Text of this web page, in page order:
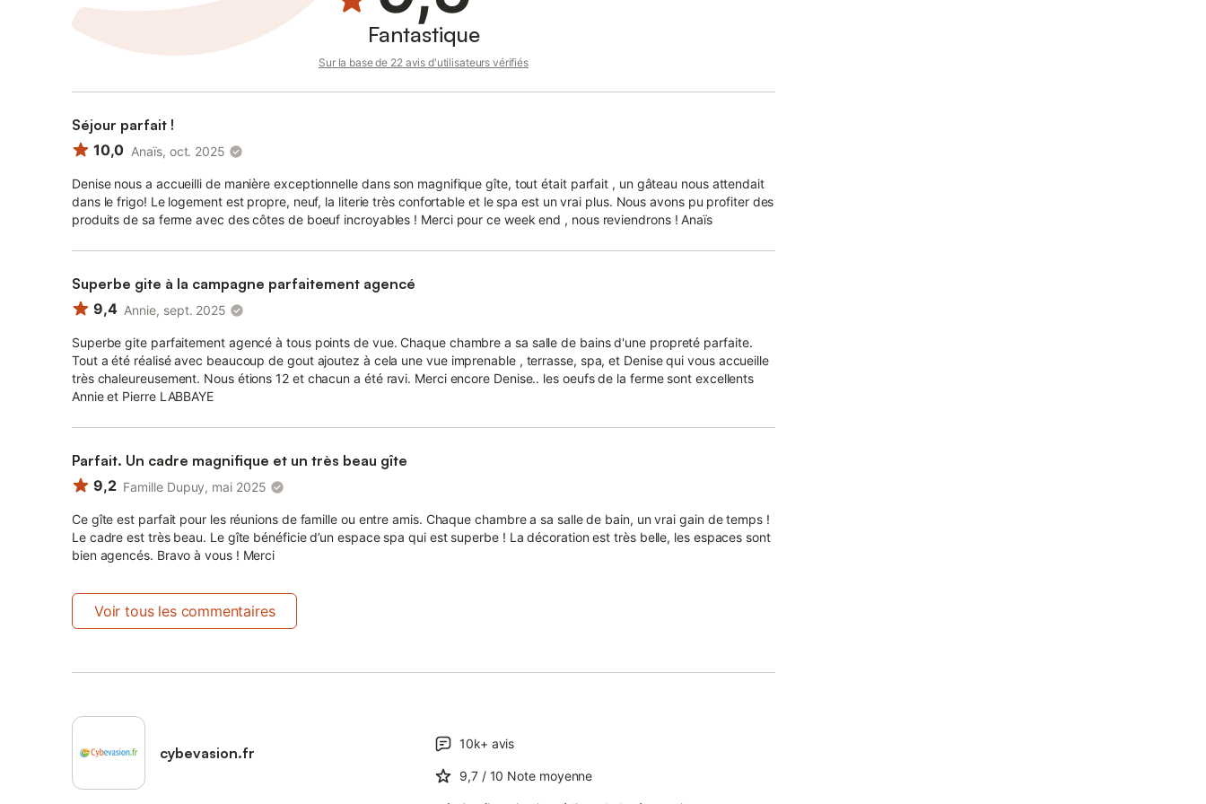
Fantastique
Sur la base de 22 avis d'utilisateurs vérifiés
Séjour parfait !
10,0 Anaïs, oct. 2025
Denise nous a accueilli de manière exceptionnelle dans son magnifique gîte, tout était parfait , un gâteau nous attendait
dans le frigo! Le logement est propre, neuf, la literie très confortable et le spa est un vrai plus. Nous avons pu profiter des
produits de sa ferme avec des côtes de boeuf incroyables ! Merci pour ce week end , nous reviendrons ! Anaïs
Superbe gite à la campagne parfaitement agencé
9,4 Annie, sept. 2025
Superbe gite parfaitement agencé à tous points de vue. Chaque chambre a sa salle de bains d'une propreté parfaite.
Tout a été réalisé avec beaucoup de gout ajoutez à cela une vue imprenable , terrasse, spa, et Denise qui vous accueille
très chaleureusement. Nous étions 12 et chacun a été ravi. Merci encore Denise.. les oeufs de la ferme sont excellents
Annie et Pierre LABBAYE
Parfait. Un cadre magnifique et un très beau gîte
9,2 Famille Dupuy, mai 2025
Ce gîte est parfait pour les réunions de famille ou entre amis. Chaque chambre a sa salle de bain, un vrai gain de temps !
Le cadre est très beau. Le gîte bénéficie d’un espace spa qui est superbe ! La décoration est très belle, les espaces sont
bien agencés. Bravo à vous ! Merci
Voir tous les commentaires
cybevasion.fr
10k+ avis
9,7 / 10 Note moyenne